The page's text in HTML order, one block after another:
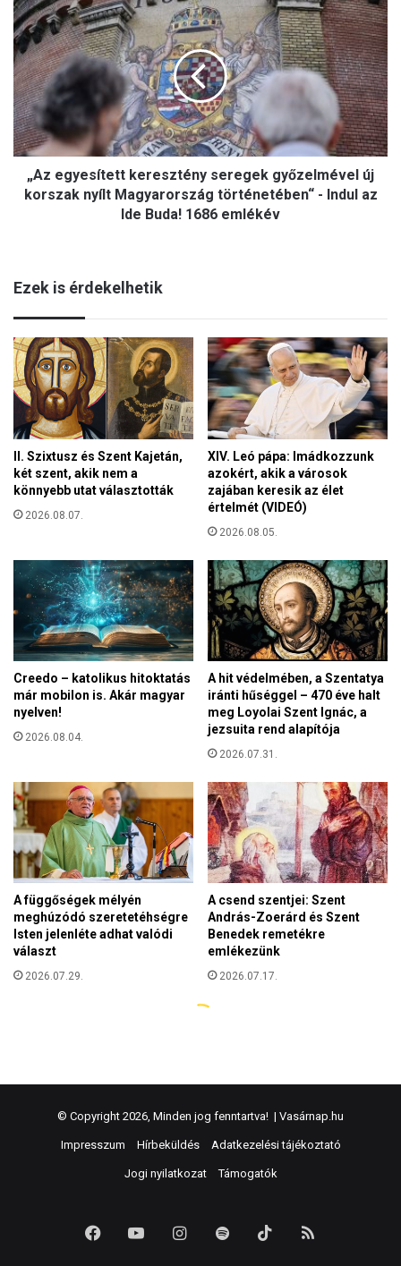
© Copyright 2026, Minden jog fenntartva! | Vasárnap.hu
Impresszum Hírbeküldés Adatkezelési tájékoztató
Jogi nyilatkozat Támogatók
FacebookYouTubeInstagram
Spotify TikTok